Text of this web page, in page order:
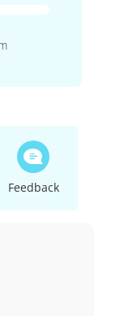
Feedback